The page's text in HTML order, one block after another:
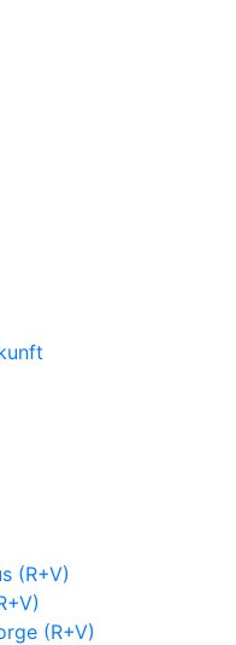
(R+V)
(R+V)